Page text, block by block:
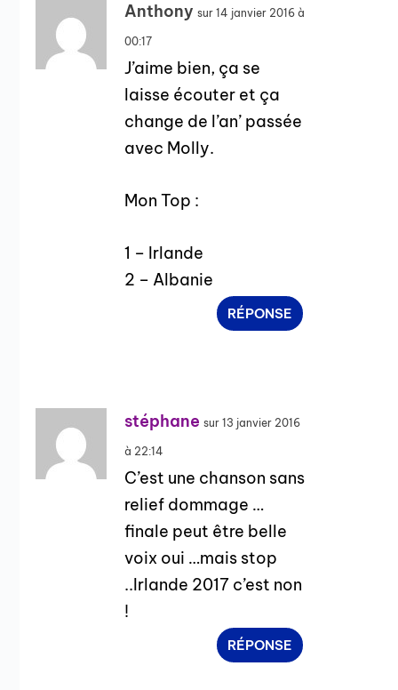
Anthony sur 14 janvier 2016 à
00:17
J’aime bien, ça se
laisse écouter et ça
change de l’an’ passée
avec Molly.
Mon Top :
1 – Irlande
2 – Albanie
RÉPONSE
stéphane sur 13 janvier 2016
à 22:14
C’est une chanson sans
relief dommage …
finale peut être belle
voix oui …mais stop
..Irlande 2017 c’est non
!
RÉPONSE